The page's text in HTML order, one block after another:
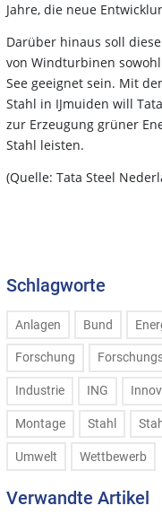
Jahre, die neue
Darüber hinaus soll
von Windturbinen
See geeignet sein. Mit
Stahl in IJmuiden will
zur Erzeugung grüner
Stahl leisten.
(Quelle: Tata Steel
Schlagworte
Anlagen Bund
Forschung
Industrie ING
Montage Stahl
Umwelt Wettbewerb
Verwandte Artikel